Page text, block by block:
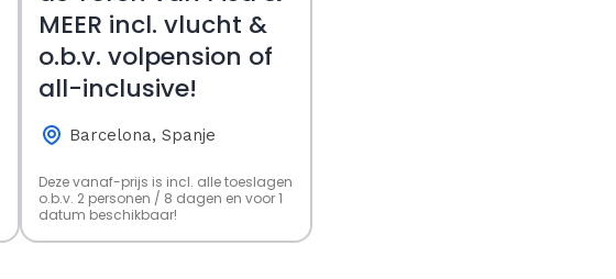
MEER incl. vlucht &
o.b.v. volpension of
all-inclusive!
Barcelona, Spanje
Deze vanaf-prijs is incl. alle toeslagen
o.b.v. 2 personen / 8 dagen en voor 1
datum beschikbaar!